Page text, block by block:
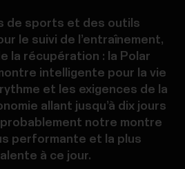
de sports et des outils
le suivi de l’entraînement,
la récupération : la Polar
intelligente pour la vie
et les exigences de la
allant jusqu’à dix jours
probablement notre montre
performante et la plus
à ce jour.